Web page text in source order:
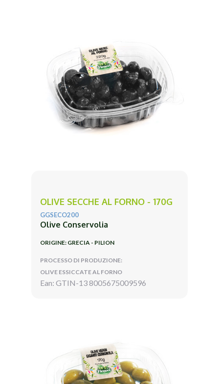
OLIVE SECCHE AL FORNO - 170G
GGSECO200
Olive Conservolia
ORIGINE: GRECIA - PILION
PROCESSO DI PRODUZIONE:
OLIVE ESSICCATE AL FORNO
Ean: GTIN-13 8005675009596